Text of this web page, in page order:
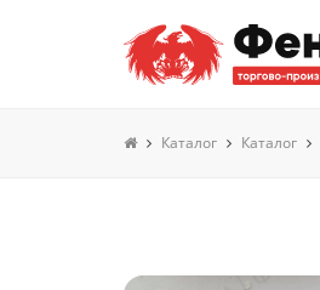
Каталог Каталог